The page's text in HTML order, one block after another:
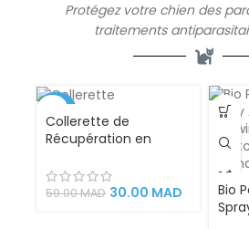
Protégez votre chien des
traitements
Collerette de
Récupération en
Petit Chien –
Protection
59.00MAD 30.00 MAD
Bio